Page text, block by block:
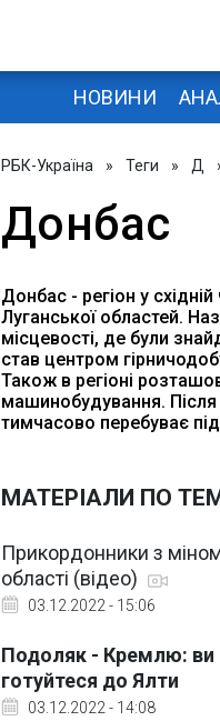
НОВИНИ
РБК-Україна » Теги » Д
Донбас
Донбас - регіон у
Луганської областей.
місцевості, де були
став центром
Також в регіоні
машинобудування. Після
тимчасово перебуває
МАТЕРІАЛИ ПО
Прикордонники з
області (відео)
03.12.2022 - 15:06
Подоляк - Кремлю: ви
готуйтеся до Ялти
03.12.2022 - 14:08